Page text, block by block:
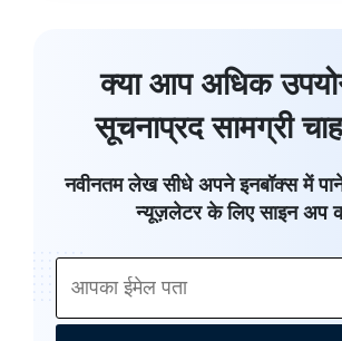
क्या आप अधिक
सूचनाप्रद सामग्री
नवीनतम लेख सीधे अपने इनबॉक्स में
न्यूज़लेटर के लिए साइन अप